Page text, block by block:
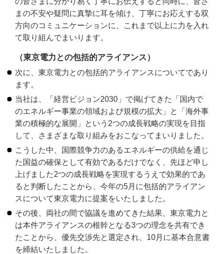
まの不安や疑問に真摯に耳を傾け、丁寧にお応えする双
方向のコミュニケーションに、これまで以上に力を入れ
て取り組んでまいります。
（東京電力との包括的アライアンス）
次に、東京電力との包括的アライアンスについてであり
ます。
当社は、「経営ビジョン2030」で掲げてきた「国内で
のエネルギー事業の領域および規模の拡大」と「海外事
業の積極的な展開」という2つの成長戦略の実現を目指
して、さまざまな取り組みをおこなってまいりました。
こうした中、国際競争力のあるエネルギーの供給を通じ
た国益の確保として有効であるだけでなく、先ほど申し
上げました2つの成長戦略を実現するうえで効果的であ
ると判断したことから、今年の5月に包括的アライアン
スについて東京電力に提案をいたしました。
その後、両社の間で協議を進めてきた結果、東京電力と
は本件アライアンスの根幹となる3つの理念を共有でき
たことから、優先交渉先と選定され、10月に基本合意書
を締結いたしました。